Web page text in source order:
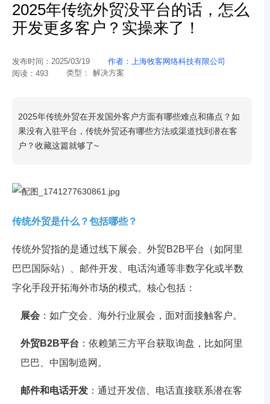
2025年传统外贸没平台的话，怎么
开发更多客户？实操来了！
发布时间： 2025/03/19 作者： 上海牧客网络科技有限公司
阅读： 493 类型： 解决方案
2025年传统外贸在开发国外客户方面有哪些难点和痛点？如
果没有入驻平台，传统外贸还有哪些方法或渠道找到潜在客
户？收藏这篇就够了~
传统外贸是什么？包括哪些？
传统外贸指的是通过线下展会、外贸B2B平台（如阿里
巴巴国际站）、邮件开发、电话沟通等非数字化或半数
字化手段开拓海外市场的模式。核心包括：
展会 ：如广交会、海外行业展会，面对面接触客户。
外贸B2B平台 ：依赖第三方平台获取询盘，比如阿里
巴巴、中国制造网。
邮件和电话开发 ：通过开发信、电话直接联系潜在客